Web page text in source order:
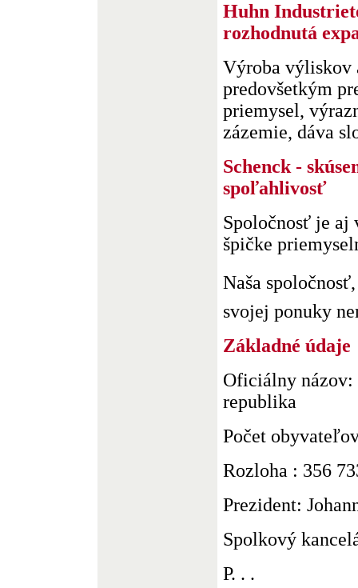
Huhn
rozhodnutá
Výroba výliskov
predovšetkým
priemysel,
zázemie, dáva
Schenck -
spoľahlivosť
Spoločnosť je aj
špičke
Naša
svojej ponuky
Základné údaje
Oficiálny názov:
republika
Počet
Rozloha : 356
Prezident:
Spolkový
P. . .